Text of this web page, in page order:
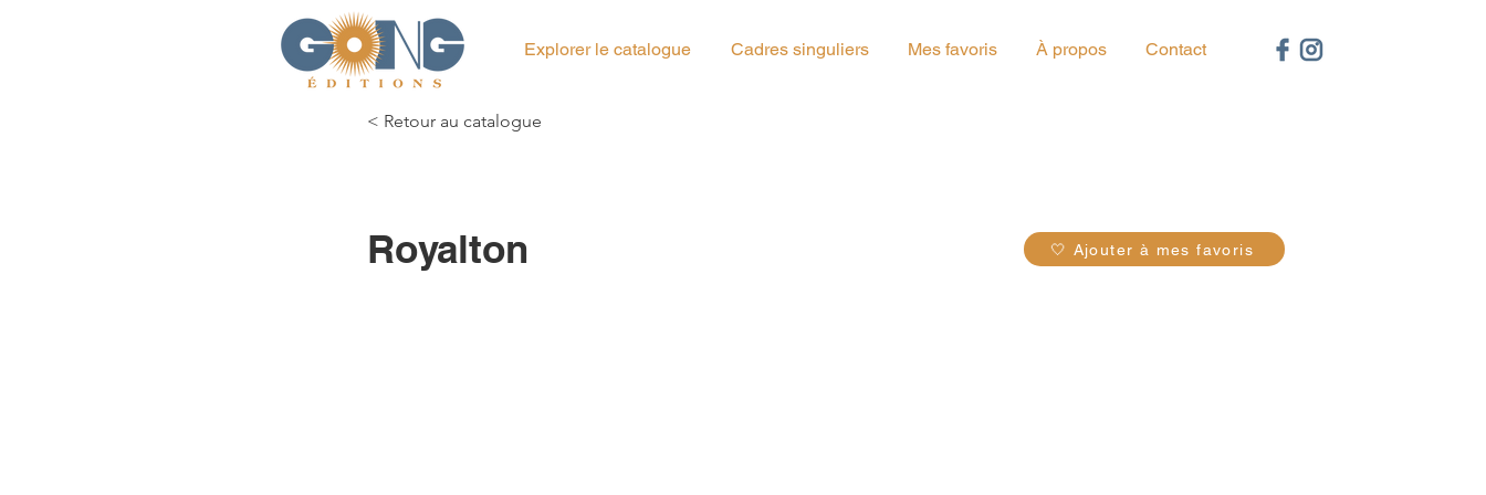
Explorer le catalogue Cadres singuliers Mes favoris À propos Contact
< Retour au catalogue
🤍 Ajouter à mes favoris
Royalton